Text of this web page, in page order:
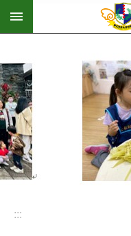
跳到主要內容區塊
:::